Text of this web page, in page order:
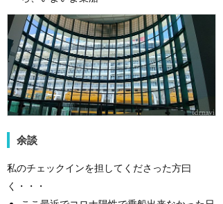
余談
私のチェックインを担してくださった方曰
く・・・